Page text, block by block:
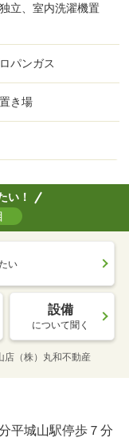
立、室内洗濯機置
パンガス
き場
い！
い
設備
について聞く
店（株）丸和不動産
平城山駅停歩７分